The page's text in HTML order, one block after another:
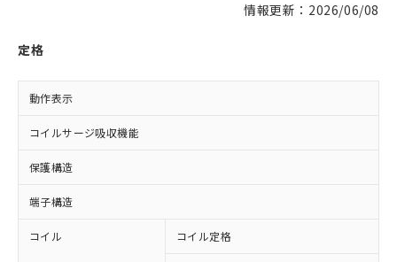
情報更新：2026/06/08
定格
動作表示
コイルサージ吸収機能
保護構造
端子構造
コイル コイル定格